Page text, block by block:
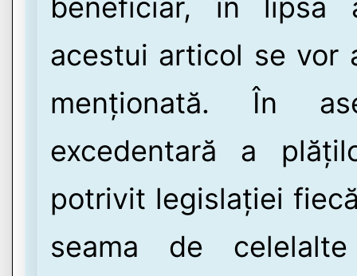
beneficiar, în lipsa
acestui articol se vor
menționată. În
excedentară a
potrivit legislației
seama de